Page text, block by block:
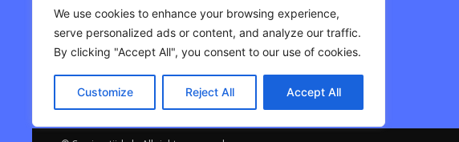
We use cookies to enhance your browsing experience,
serve personalized ads or content, and analyze our traffic.
By clicking "Accept All", you consent to our use of cookies.
Customize Reject All Accept All